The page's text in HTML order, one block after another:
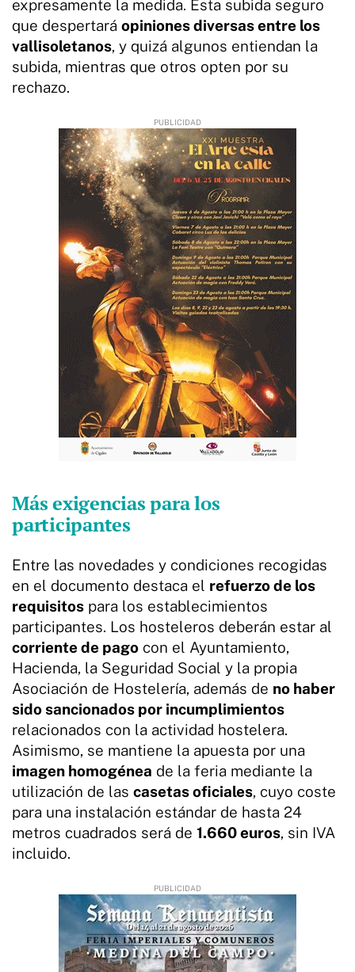
expresamente la medida. Esta subida seguro
que despertará opiniones diversas entre los
vallisoletanos, y quizá algunos entiendan la
subida, mientras que otros opten por su
rechazo.
Más exigencias para los
participantes
Entre las novedades y condiciones recogidas
en el documento destaca el refuerzo de los
requisitos para los establecimientos
participantes. Los hosteleros deberán estar al
corriente de pago con el Ayuntamiento,
Hacienda, la Seguridad Social y la propia
Asociación de Hostelería, además de no haber
sido sancionados por incumplimientos
relacionados con la actividad hostelera.
Asimismo, se mantiene la apuesta por una
imagen homogénea de la feria mediante la
utilización de las casetas oficiales, cuyo coste
para una instalación estándar de hasta 24
metros cuadrados será de 1.660 euros, sin IVA
incluido.